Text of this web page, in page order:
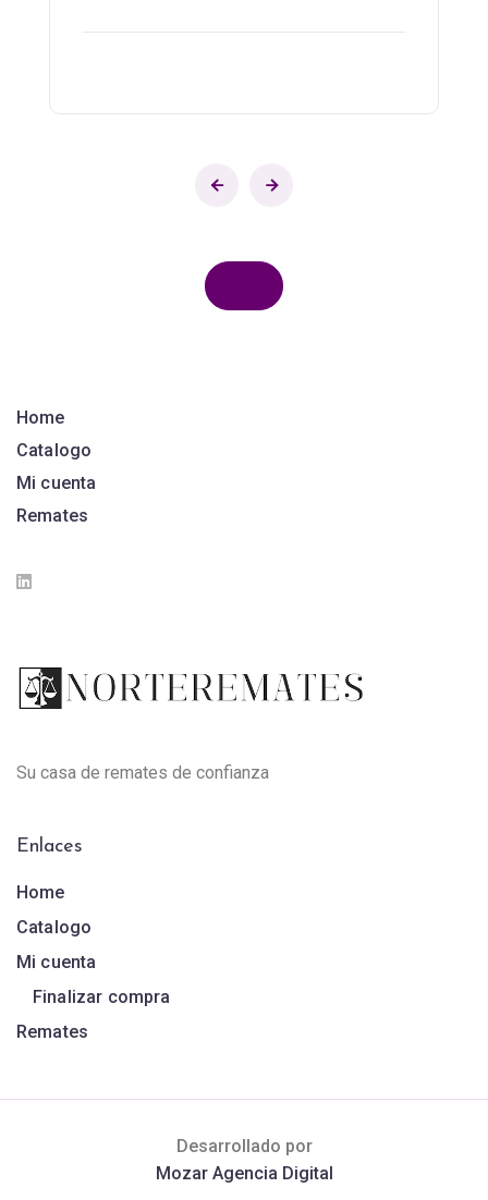
Home
Catalogo
Mi cuenta
Remates
Su casa de remates de confianza
Enlaces
Home
Catalogo
Mi cuenta
Finalizar compra
Remates
Desarrollado por
Mozar Agencia Digital